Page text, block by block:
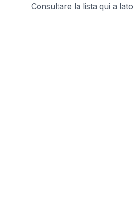
Consultare la lista qui a